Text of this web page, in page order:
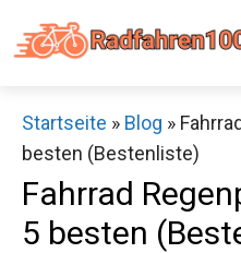
Inhalt
Startseite » Blog »
besten (Bestenliste)
Fahrrad
5 besten